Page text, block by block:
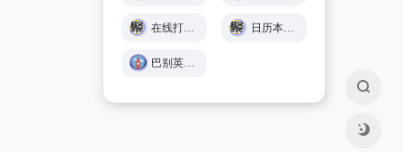
巴别英语 - 英语听力练习,看美剧学英语